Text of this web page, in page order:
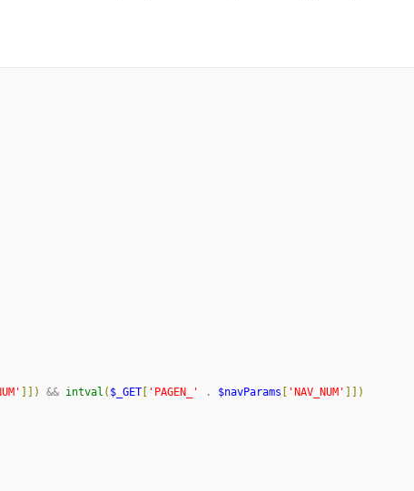
' ] ] ) && intval ( $_GET [ ' PAGEN_ ' . $navParams [ 'NAV_NUM ' ] ] )